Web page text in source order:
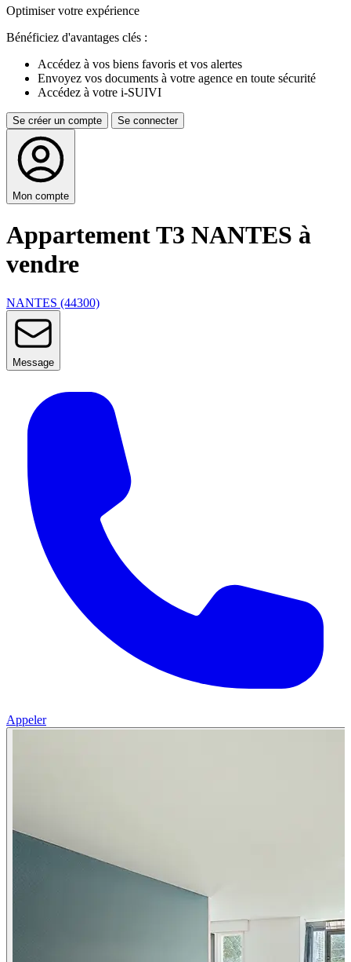
Optimiser votre expérience
Bénéficiez d'avantages clés :
Accédez à vos biens favoris et vos alertes
Envoyez vos documents à votre agence en toute sécurité
Accédez à votre i-SUIVI
Se créer un compte Se connecter
Mon compte
Appartement T3 NANTES à
vendre
NANTES (44300)
Message
Appeler